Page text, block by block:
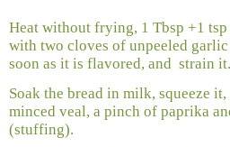
Heat without frying, 1 Tbsp +1
with two cloves of unpeeled
soon as it is flavored, and strain it.
Soak the bread in milk, squeeze
minced veal, a pinch of paprika
(stuffing).